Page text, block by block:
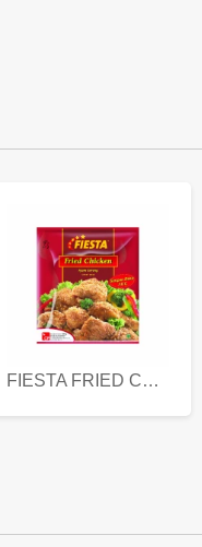
FIESTA FRIED CHICKEN 500 GR